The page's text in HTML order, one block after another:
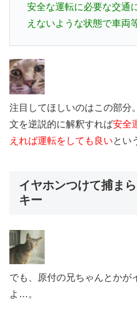
安全な運転に必要な交通
えないような状態で車両
注目してほしいのはこの部分。
文を逆説的に解釈すれば安全
えれば運転をしても良いとい
イヤホンつけて捕ま
キー
でも、原付の兄ちゃんとかが
よ…。